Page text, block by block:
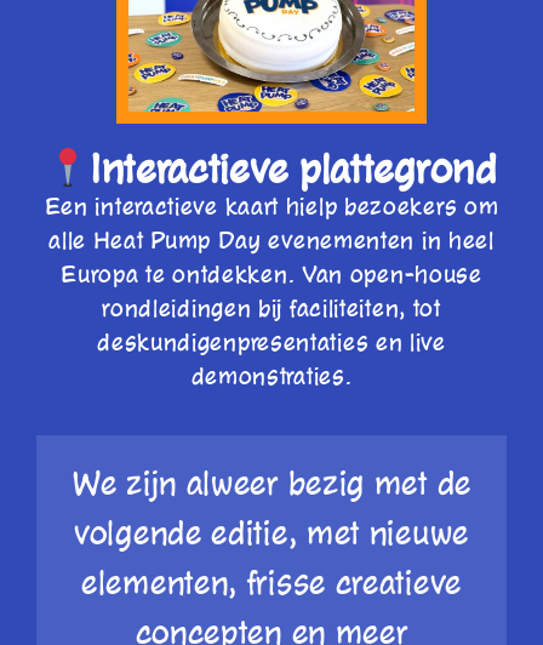
Interactieve plattegrond
Een interactieve kaart hielp bezoekers om
alle Heat Pump Day evenementen in heel
Europa te ontdekken. Van open-house
rondleidingen bij faciliteiten, tot
deskundigenpresentaties en live
demonstraties.
We zijn alweer bezig met de
volgende editie, met nieuwe
elementen, frisse creatieve
concepten en meer